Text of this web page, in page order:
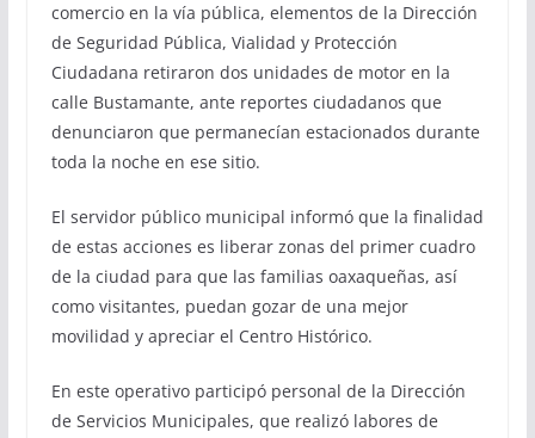
comercio en la vía pública, elementos de la Dirección
de Seguridad Pública, Vialidad y Protección
Ciudadana retiraron dos unidades de motor en la
calle Bustamante, ante reportes ciudadanos que
denunciaron que permanecían estacionados durante
toda la noche en ese sitio.
El servidor público municipal informó que la finalidad
de estas acciones es liberar zonas del primer cuadro
de la ciudad para que las familias oaxaqueñas, así
como visitantes, puedan gozar de una mejor
movilidad y apreciar el Centro Histórico.
En este operativo participó personal de la Dirección
de Servicios Municipales, que realizó labores de